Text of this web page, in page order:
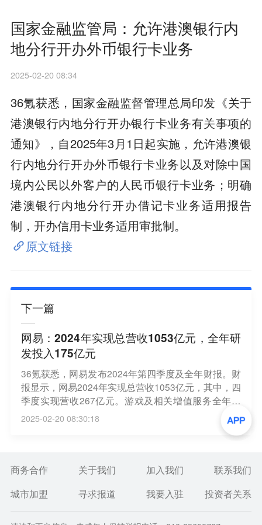
国家金融监管局：允许港澳银行内
地分行开办外币银行卡业务
2025-02-20 08:34
36氪获悉，国家金融监督管理总局印发《关于
港澳银行内地分行开办银行卡业务有关事项的
通知》，自2025年3月1日起实施，允许港澳银
行内地分行开办外币银行卡业务以及对除中国
境内公民以外客户的人民币银行卡业务；明确
港澳银行内地分行开办借记卡业务适用报告
制，开办信用卡业务适用审批制。
原文链接
下一篇
网易：2024年实现总营收1053亿元，全年研
发投入175亿元
36氪获悉，网易发布2024年第四季度及全年财报。财
报显示，网易2024年实现总营收1053亿元，其中，四
季度实现营收267亿元。游戏及相关增值服务全年营
收836亿元，四季度营收212亿元。得益于《永劫无
间》端游、《魔兽世界》《炉石传说》等代理游戏的
突出表现，第四季度端游收入同比增长57%。此外，
年研发投入超百亿。
2025-02-20 08:30:18
商务合作 关于我们 加入我们
联系我们
城市加盟
寻求报道 我要入驻 投资者关系